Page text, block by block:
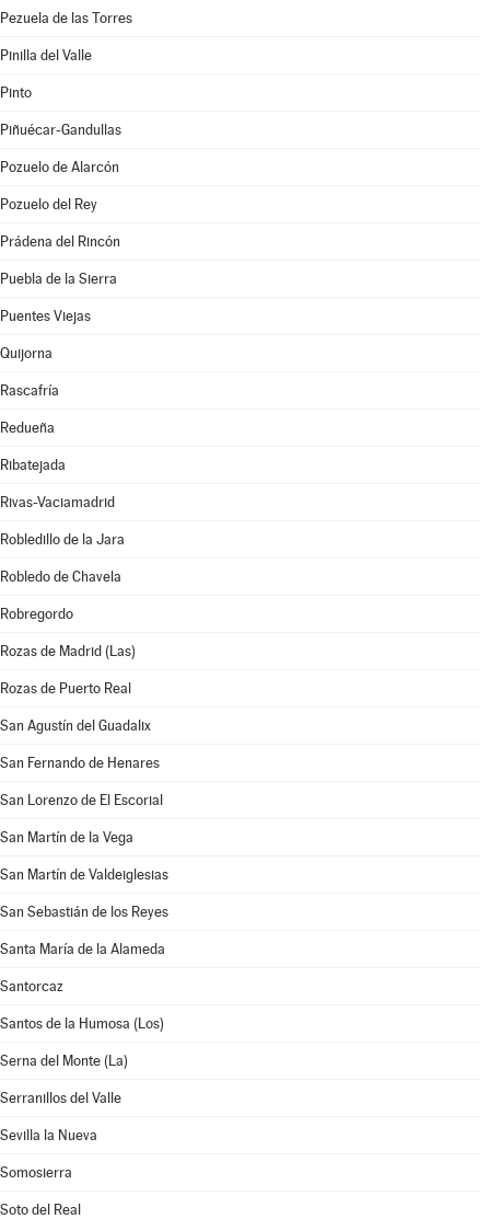
Pezuela de las Torres
Pinilla del Valle
Pinto
Piñuécar-Gandullas
Pozuelo de Alarcón
Pozuelo del Rey
Prádena del Rincón
Puebla de la Sierra
Puentes Viejas
Quijorna
Rascafría
Redueña
Ribatejada
Rivas-Vaciamadrid
Robledillo de la Jara
Robledo de Chavela
Robregordo
Rozas de Madrid (Las)
Rozas de Puerto Real
San Agustín del Guadalix
San Fernando de Henares
San Lorenzo de El Escorial
San Martín de la Vega
San Martín de Valdeiglesias
San Sebastián de los Reyes
Santa María de la Alameda
Santorcaz
Santos de la Humosa (Los)
Serna del Monte (La)
Serranillos del Valle
Sevilla la Nueva
Somosierra
Soto del Real